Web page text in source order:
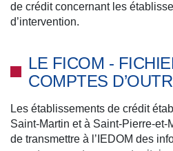
de crédit concernant les
d’intervention.
LE FICOM -
COMPTES
Les établissements de crédit
Saint-Martin et à Saint-Pierre-et-
de transmettre à l’IEDOM des